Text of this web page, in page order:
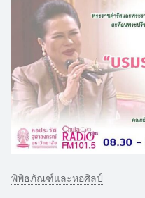
พิพิธภัณฑ์และหอศิลป์